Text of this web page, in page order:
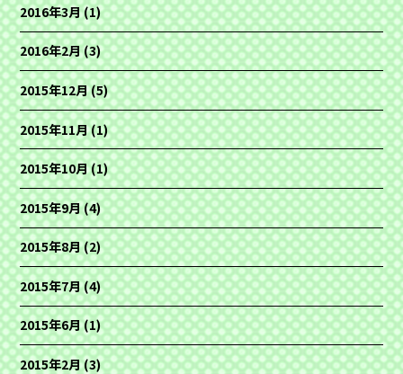
2016年3月(1)
2016年2月(3)
2015年12月(5)
2015年11月(1)
2015年10月(1)
2015年9月(4)
2015年8月(2)
2015年7月(4)
2015年6月(1)
2015年2月(3)